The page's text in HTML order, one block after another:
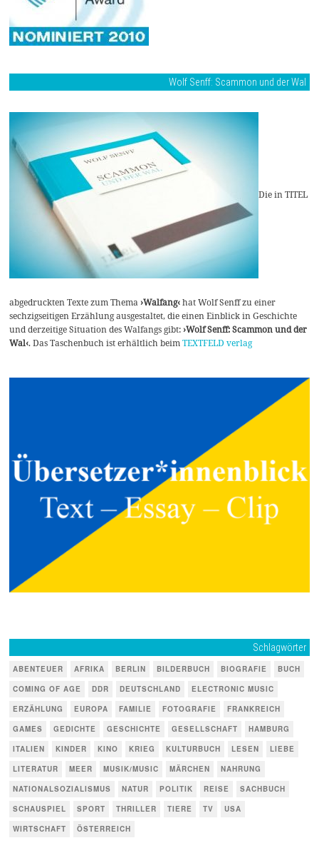
Wolf Senff: Scammon und der Wal
Die in TITEL
abgedruckten Texte zum Thema›Walfang‹hat Wolf Senff zu einer
sechzigseitigen Erzählung ausgestaltet, die einen Einblick in Geschichte
und derzeitige Situation des Walfangs gibt:›Wolf Senff: Scammon und der
Wal‹. Das Taschenbuch ist erhältlich beimTEXTFELD verlag
Schlagwörter
ABENTEUER AFRIKA BERLIN BILDERBUCH BIOGRAFIE
BUCH
COMING OF AGE
DDR DEUTSCHLAND
ELECTRONIC MUSIC
ERZÄHLUNG
EUROPA FAMILIE FOTOGRAFIE
FRANKREICH
GAMES
GEDICHTE GESCHICHTE GESELLSCHAFT
HAMBURG
ITALIEN
KINDER KINO KRIEG KULTURBUCH LESEN
LIEBE
LITERATUR
MEER MUSIK/MUSIC MÄRCHEN
NAHRUNG
NATIONALSOZIALISMUS
NATUR POLITIK REISE
SACHBUCH
SCHAUSPIEL
SPORT THRILLER TIERE TV
USA
WIRTSCHAFT
ÖSTERREICH